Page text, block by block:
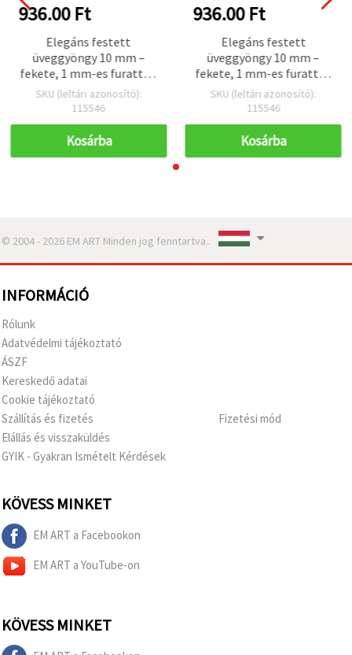
936.00 Ft
Elegáns festett
üveggyöngy 10 mm –
fekete, 1 mm-es furattal,
szálon kb. 85 db –
klasszikus
kifinomult kézműves
SKU (leltári azonosító):
115546
Kosárba
936.00 Ft
Elegáns festett
üveggyöngy 10 mm –
fekete, 1 mm-es furattal,
szálon kb. 85 db –
klasszikus
kifinomult kézműves
SKU (leltári azonosító):
115546
Kosárba
© 2004 - 2026 EM ART Minden jog fenntartva..
INFORMÁCIÓ
Rólunk
Adatvédelmi tájékoztató
ÁSZF
Kereskedő adatai
Cookie tájékoztató
Szállítás és fizetés
Elállás és visszaküldés
GYIK - Gyakran Ismételt Kérdések
Fizetési mód
KÖVESS MINKET
EM ART a Facebookon
EM ART a YouTube-on
KÖVESS MINKET